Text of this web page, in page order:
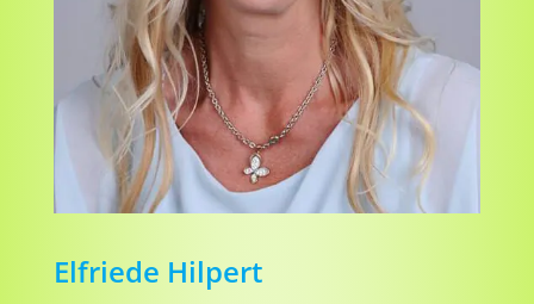
Elfriede Hilpert